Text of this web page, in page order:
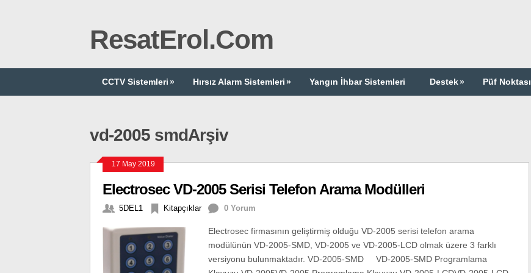
ResatErol.Com
CCTV Sistemleri» Hırsız Alarm Sistemleri» Yangın İhbar Sistemleri Destek» Püf Noktası
vd-2005 smdArşiv
17 May 2019
Electrosec VD-2005 Serisi Telefon Arama Modülleri
5DEL1 Kitapçıklar 0 Yorum
Electrosec firmasının geliştirmiş olduğu VD-2005 serisi telefon arama
modülünün VD-2005-SMD, VD-2005 ve VD-2005-LCD olmak üzere 3 farklı
versiyonu bulunmaktadır. VD-2005-SMD VD-2005-SMD Programlama